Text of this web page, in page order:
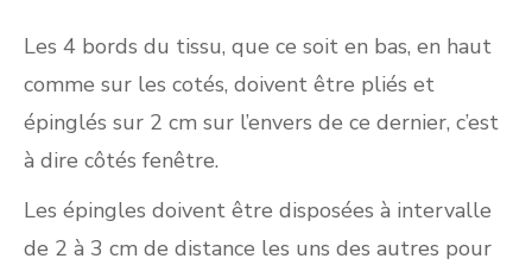
Les 4 bords du tissu, que ce soit en bas, en haut
comme sur les cotés, doivent être pliés et
épinglés sur 2 cm sur l’envers de ce dernier, c’est
à dire côtés fenêtre.
Les épingles doivent être disposées à intervalle
de 2 à 3 cm de distance les uns des autres pour